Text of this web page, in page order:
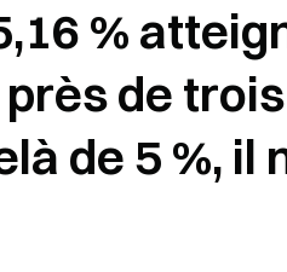
%
de
de 5 %, il